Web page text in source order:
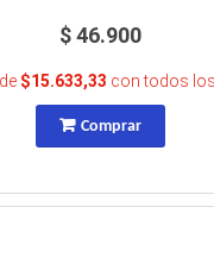
$ 46.900
$15.633,33 con todos
Comprar